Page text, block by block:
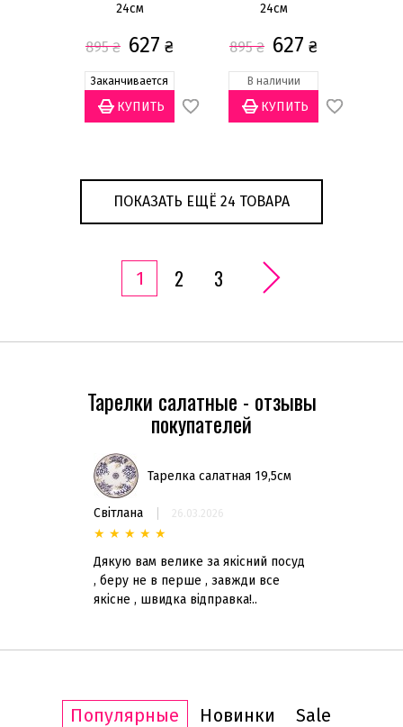
24см
895₴ 627 ₴
Заканчивается
24см
895₴ 627 ₴
В наличии
ПОКАЗАТЬ ЕЩЁ 24 ТОВАРА
1 2 3
Тарелки салатные - отзывы
покупателей
Тарелка салатная 19,5см
Світлана 26.03.2026
★ ★ ★ ★ ★
Дякую вам велике за якісний посуд
, беру не в перше , завжди все
якісне , швидка відправка!..
Популярные Новинки Sale